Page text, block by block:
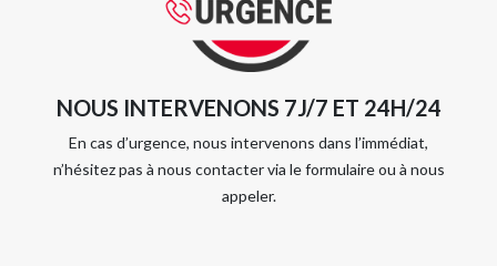
NOUS INTERVENONS 7J/7 ET 24H/24
En cas d’urgence, nous intervenons dans l’immédiat,
n’hésitez pas à nous contacter via le formulaire ou à nous
appeler.